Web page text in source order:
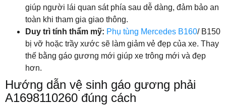
giúp người lái quan sát phía sau dễ dàng, đảm bảo an
toàn khi tham gia giao thông.
Duy trì tính thẩm mỹ: Phụ tùng Mercedes B160/ B150
bị vỡ hoặc trầy xước sẽ làm giảm vẻ đẹp của xe. Thay
thế bằng gáo gương mới giúp xe trông mới và đẹp
hơn.
Hướng dẫn vệ sinh gáo gương phải
A1698110260 đúng cách